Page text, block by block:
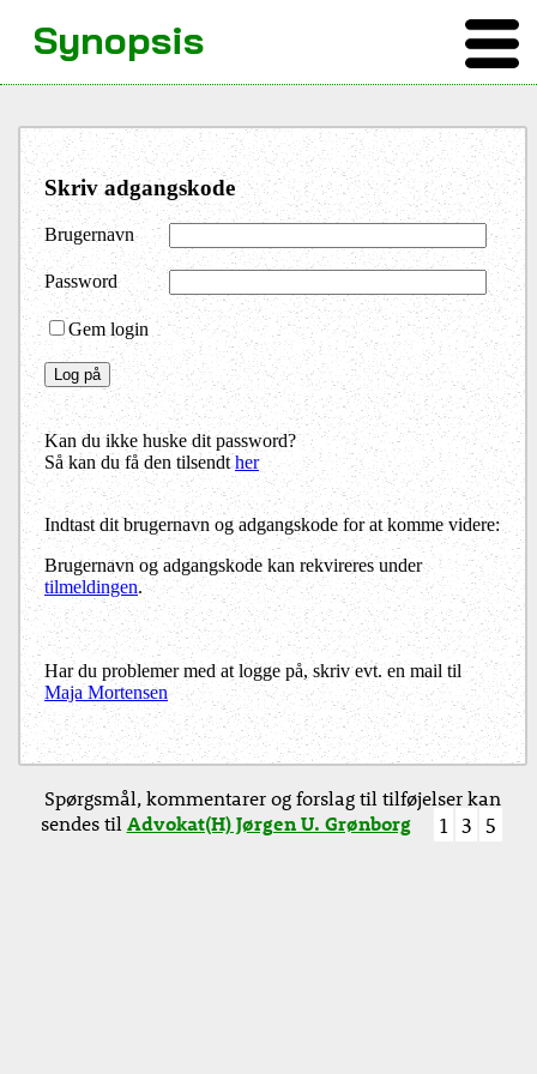
Skriv adgangskode
Brugernavn
Password
Gem login
Kan du ikke huske dit password?
Så kan du få den tilsendther
Indtast dit brugernavn og adgangskode for at komme videre:
Brugernavn og adgangskode kan rekvireres under
tilmeldingen.
Har du problemer med at logge på, skriv evt. en mail til
Maja Mortensen
Synopsis
Spørgsmål, kommentarer og forslag til tilføjelser kan
sendes tilAdvokat(H) Jørgen U. Grønborg 1 3 5